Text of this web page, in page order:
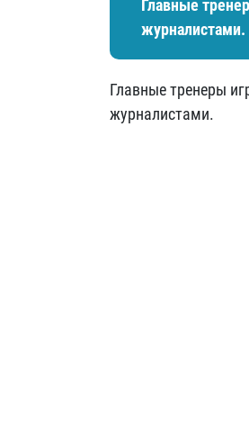
Главные
журналистами.
Главные тренеры
журналистами.